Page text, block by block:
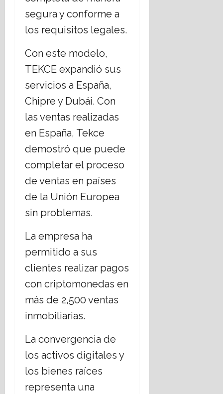
segura y conforme a
los requisitos legales.
Con este modelo,
TEKCE expandió sus
servicios a España,
Chipre y Dubái. Con
las ventas realizadas
en España, Tekce
demostró que puede
completar el proceso
de ventas en países
de la Unión Europea
sin problemas.
La empresa ha
permitido a sus
clientes realizar pagos
con criptomonedas en
más de 2,500 ventas
inmobiliarias.
La convergencia de
los activos digitales y
los bienes raíces
representa una